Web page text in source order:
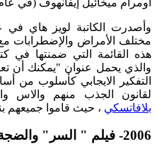
أومرام ميخائيل إيفانهوف (في عام
مختلف الأمراض والإضطرابات
والذي يحمل عنوان "يمكنك أن
التفكير الايجابي كأسلوب من
لقانون الجذب منهم والاس
بلافاتسكي ، حيث قاموا جميعهم
2006- فيلم " السر" والضجة الإعلامية